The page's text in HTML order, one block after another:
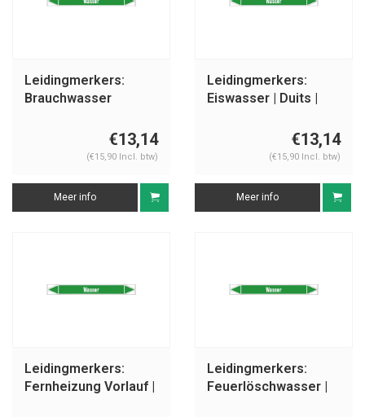
Leidingmerkers:
Brauchwasser
€13,14
(€15,90 Incl. btw)
Meer info
Leidingmerkers:
Eiswasser | Duits |
€13,14
(€15,90 Incl. btw)
Meer info
Leidingmerkers:
Fernheizung Vorlauf |
Leidingmerkers:
Feuerlöschwasser |